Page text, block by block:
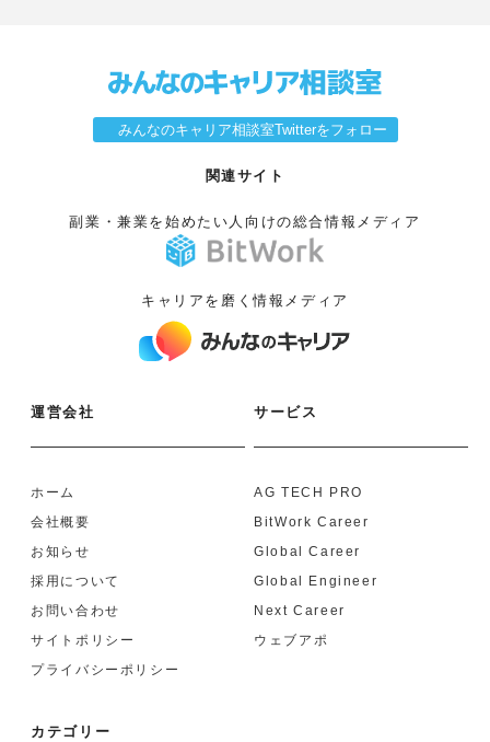
みんなのキャリア相談室Twitterをフォロー
関連サイト
副業・兼業を始めたい人向けの総合情報メディア
キャリアを磨く情報メディア
運営会社
ホーム
会社概要
お知らせ
採用について
お問い合わせ
サイトポリシー
プライバシーポリシー
サービス
AG TECH PRO
BitWork Career
Global Career
Global Engineer
Next Career
ウェブアポ
カテゴリー